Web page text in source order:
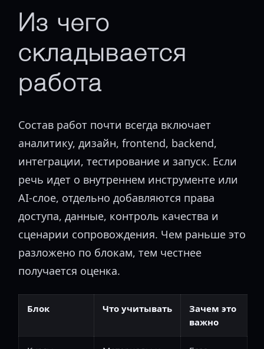
Из чего
складывается
работа
Состав работ почти всегда включает
аналитику, дизайн, frontend, backend,
интеграции, тестирование и запуск. Если
речь идет о внутреннем инструменте или
AI-слое, отдельно добавляются права
доступа, данные, контроль качества и
сценарии сопровождения. Чем раньше это
разложено по блокам, тем честнее
получается оценка.
Блок Что учитывать
Зачем это
важно